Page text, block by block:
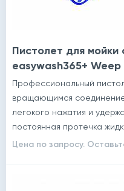
Пистолет для
easywash365+ Weep
Профессиональный
вращающимся
легокого нажатия и
постоянная протечка
Цена по запросу.